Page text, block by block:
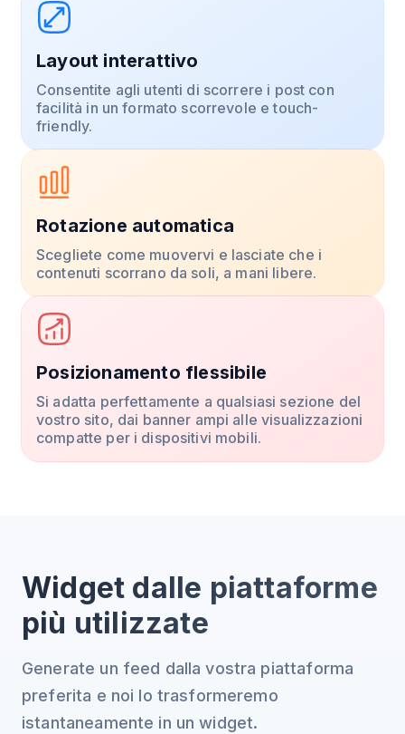
Layout interattivo
Consentite agli utenti di scorrere i post con
facilità in un formato scorrevole e touch-
friendly.
Rotazione automatica
Scegliete come muovervi e lasciate che i
contenuti scorrano da soli, a mani libere.
Posizionamento flessibile
Si adatta perfettamente a qualsiasi sezione del
vostro sito, dai banner ampi alle visualizzazioni
compatte per i dispositivi mobili.
Widget dalle piattaforme
più utilizzate
Generate un feed dalla vostra piattaforma
preferita e noi lo trasformeremo
istantaneamente in un widget.